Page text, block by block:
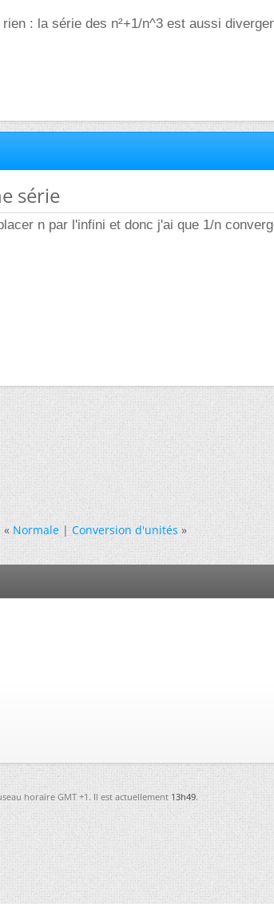
: la série des n²+1/n^3 est aussi
série
n par l'infini et donc j'ai que 1/n
« Normale|Conversion d'unités »
horaire GMT +1. Il est actuellement13h49.